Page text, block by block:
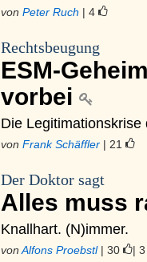
von Peter Ruch | 4
Rechtsbeugung
ESM-
vorbei
Die Legitimationskrise
von Frank Schäffler | 21
Der Doktor sagt
Alles muss
Knallhart. (N)immer.
von Alfons Proebstl| 30 | 3